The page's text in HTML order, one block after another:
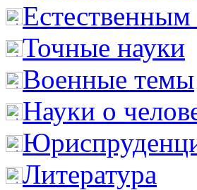
Естественным
Точные науки
Военные темы
Науки о
Литература